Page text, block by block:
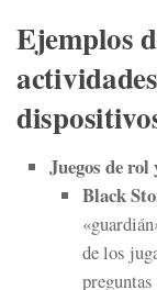
Ejemplos
Juegos de
Black
de los